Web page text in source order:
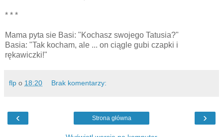
* * *
Mama pyta sie Basi: "Kochasz swojego Tatusia?"
Basia: "Tak kocham, ale ... on ciągle gubi czapki i
rękawiczki!"
flp o 18:20 Brak komentarzy:
‹ ›
Strona główna